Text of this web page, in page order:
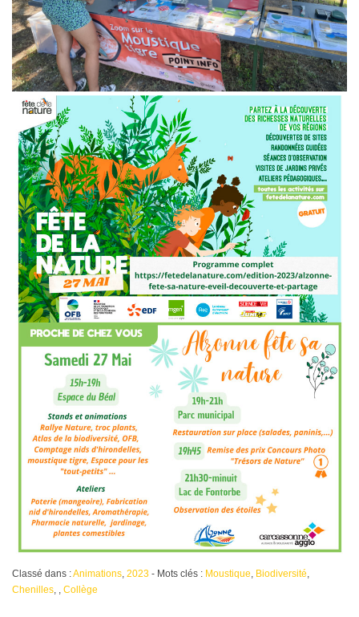
Classé dans :Animations, 2023- Mots clés : Moustique Biodiversité
Chenilles, Collège